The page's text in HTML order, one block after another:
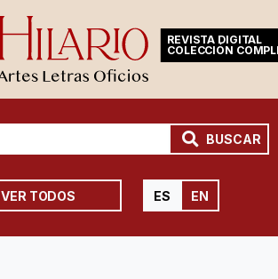
REVISTA DIGITAL
COLECCIÓN
BUSCAR
VER TODOS ES EN